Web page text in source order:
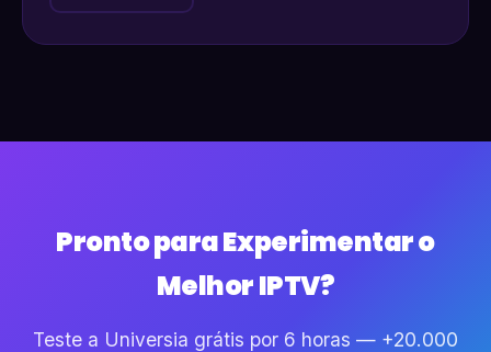
Pronto para Experimentar o
Melhor IPTV?
Teste a Universia grátis por 6 horas — +20.000